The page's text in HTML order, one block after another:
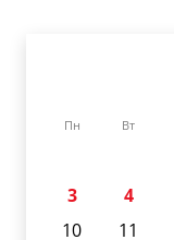
Пн Вт
3
4
10
11